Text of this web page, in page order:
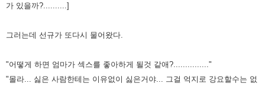
가 있을까?..........]
그러는데 선규가 또다시 물어왔다.
"어떻게 하면 엄마가 섹스를 좋아하게 될것 같애?..............."
"몰라... 싫은 사람한테는 이유없이 싫은거야... 그걸 억지로 강요할수는 없